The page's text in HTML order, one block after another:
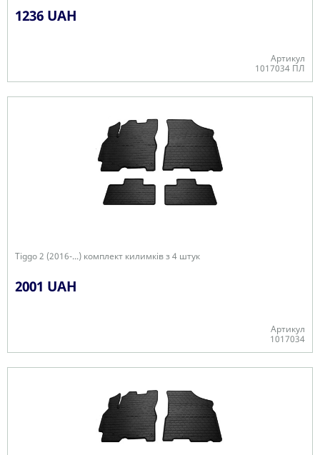
1236 UAH
Артикул
1017034 ПЛ
Tiggo 2 (2016-...) комплект килимків з 4 штук
2001 UAH
Артикул
1017034